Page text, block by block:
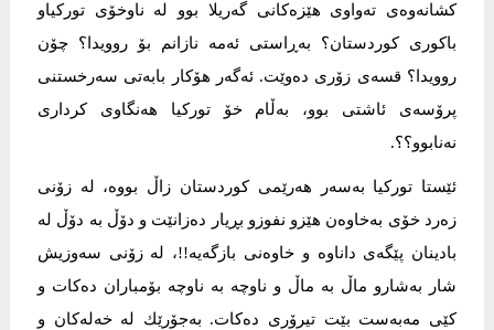
كشانەوەی تەواوی هێزەكانی گەریلا بوو لە ناوخۆی توركیاو
باكوری كوردستان؟ بەڕاستی ئەمە نازانم بۆ روویدا؟ چۆن
روویدا؟ قسەی زۆری دەوێت. ئەگەر هۆكار بابەتی سەرخستنی
پرۆسەی ئاشتی بوو، بەڵام خۆ توركیا هەنگاوی كرداری
نەنابوو؟؟.
ئێستا توركیا بەسەر هەرێمی كوردستان زاڵ بووە، لە زۆنی
زەرد خۆی بەخاوەن هێزو نفوزو بڕیار دەزانێت و دۆڵ بە دۆڵ لە
بادینان پێگەی داناوە و خاوەنی بازگەیە!!، لە زۆنی سەوزیش
شار بەشارو ماڵ بە ماڵ و ناوچە بە ناوچە بۆمباران دەكات و
كێی مەبەست بێت تیرۆری دەكات. بەجۆرێك لە خەلەكان و